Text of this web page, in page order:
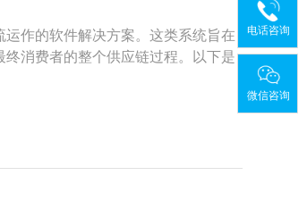
作的软件解决方案。这类系统旨在
消费者的整个供应链过程。以下是
电话咨询
微信咨询